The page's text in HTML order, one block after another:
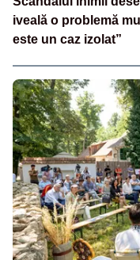
iveală o problemă
este un caz izolat”